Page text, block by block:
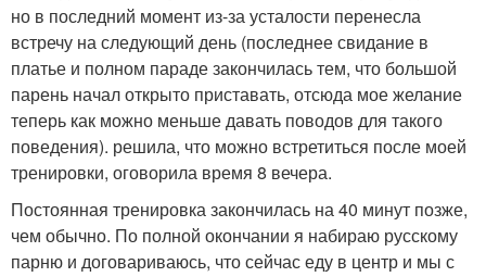
но в последний момент из-за усталости перенесла
встречу на следующий день (последнее свидание в
платье и полном параде закончилась тем, что большой
парень начал открыто приставать, отсюда мое желание
теперь как можно меньше давать поводов для такого
поведения). решила, что можно встретиться после моей
тренировки, оговорила время 8 вечера.
Постоянная тренировка закончилась на 40 минут позже,
чем обычно. По полной окончании я набираю русскому
парню и договариваюсь, что сейчас еду в центр и мы с